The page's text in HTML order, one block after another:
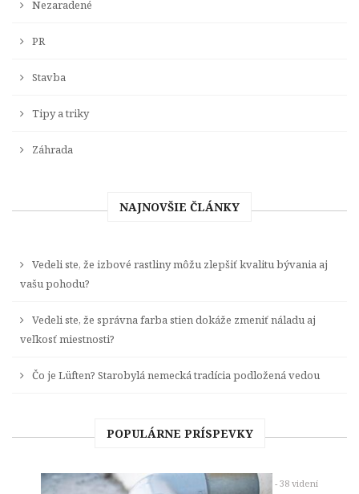
Nezaradené
PR
Stavba
Tipy a triky
Záhrada
NAJNOVŠIE ČLÁNKY
Vedeli ste, že izbové rastliny môžu zlepšiť kvalitu bývania aj
vašu pohodu?
Vedeli ste, že správna farba stien dokáže zmeniť náladu aj
veľkosť miestnosti?
Čo je Lüften? Starobylá nemecká tradícia podložená vedou
POPULÁRNE PRÍSPEVKY
- 38 videní